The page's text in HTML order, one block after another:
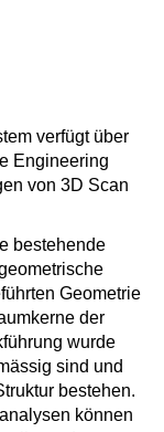
verfügt über
Engineering
von 3D Scan
bestehende
Geometrie
der
wurde
sind und
bestehen.
können